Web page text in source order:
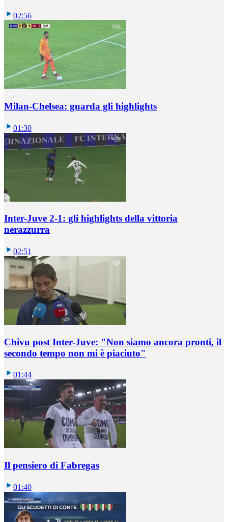
02:56
Milan-Chelsea: guarda gli highlights
01:30
Inter-Juve 2-1: gli highlights della vittoria
nerazzurra
02:51
Chivu post Inter-Juve: "Non siamo ancora pronti, il
secondo tempo non mi è piaciuto"
01:44
Il pensiero di Fabregas
01:40